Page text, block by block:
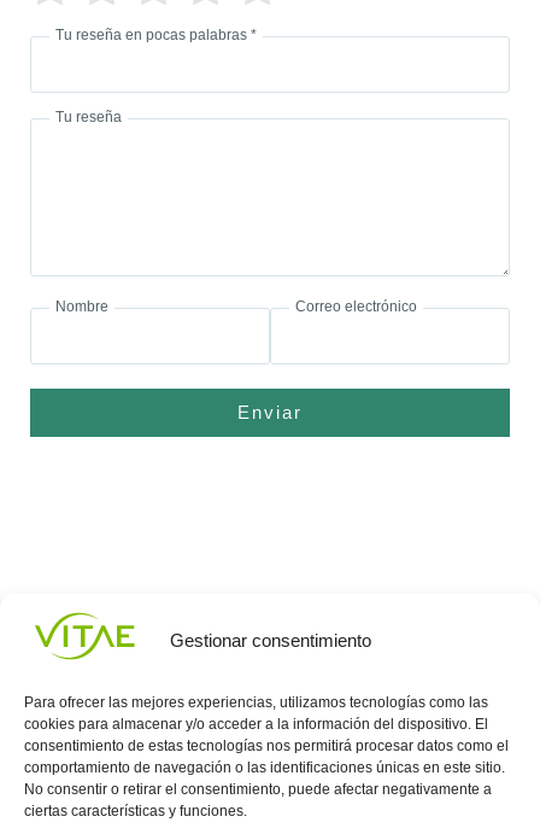
Gestionar consentimiento
Para ofrecer las mejores experiencias, utilizamos tecnologías como las
cookies para almacenar y/o acceder a la información del dispositivo. El
consentimiento de estas tecnologías nos permitirá procesar datos como el
comportamiento de navegación o las identificaciones únicas en este sitio.
No consentir o retirar el consentimiento, puede afectar negativamente a
ciertas características y funciones.
Tu reseña en pocas palabras *
Tu reseña
Nombre Correo electrónico
Enviar
Conocenos
Vitae
internaciona
Política
de
(+34)
935